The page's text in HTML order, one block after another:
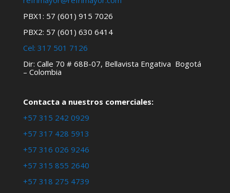
PBX1: 57 (601) 915 7026
PBX2: 57 (601) 630 6414
Cel: 317 501 7126
Dir: Calle 70 # 68B-07, Bellavista Engativa Bogotá
– Colombia
Contacta a nuestros comerciales:
+57 315 242 0929
+57 317 428 5913
+57 316 026 9246
+57 315 855 2640
+57 318 275 4739